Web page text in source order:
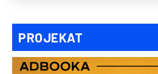
PROJEKAT